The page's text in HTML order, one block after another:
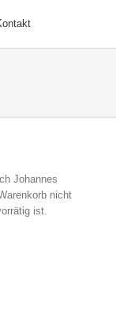
Johannes
nicht
ist.